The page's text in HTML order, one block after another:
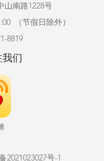
山南路1228号
（节假日除外）
8819
们
2021023027号-1